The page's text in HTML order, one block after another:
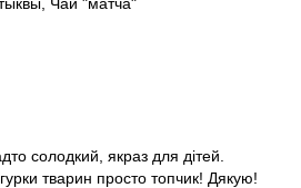
солодкий, якраз для дітей.
тварин просто топчик! Дякую!